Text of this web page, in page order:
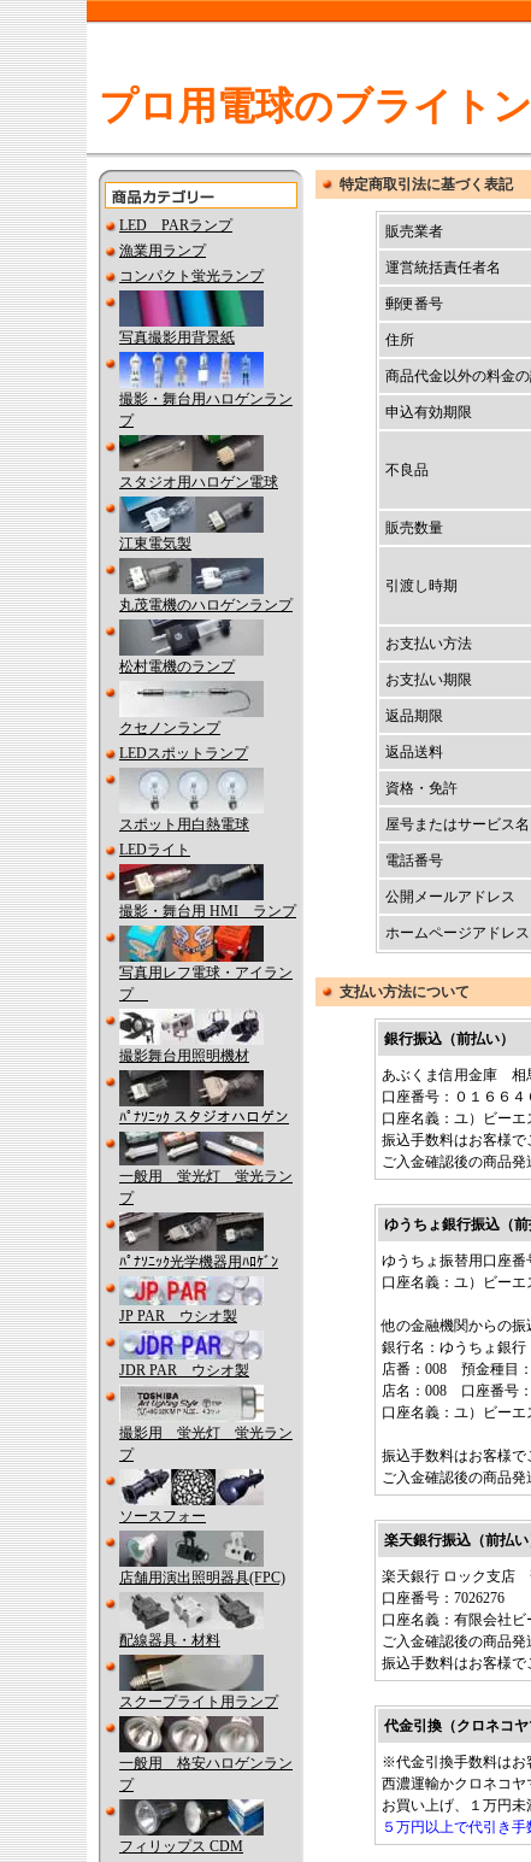
プロ用電球のブライトン
LED PARランプ
漁業用ランプ
コンパクト蛍光ランプ
写真撮影用背景紙
撮影・舞台用ハロゲンラン
プ
スタジオ用ハロゲン電球
江東電気製
丸茂電機のハロゲンランプ
松村電機のランプ
クセノンランプ
LEDスポットランプ
スポット用白熱電球
LEDライト
撮影・舞台用 HMI ランプ
写真用レフ電球・アイラン
プ
撮影舞台用照明機材
ﾊﾟﾅｿﾆｯｸ スタジオハロゲン
一般用 蛍光灯 蛍光ラン
プ
ﾊﾟﾅｿﾆｯｸ光学機器用ﾊﾛｹﾞﾝ
JP PAR ウシオ製
JDR PAR ウシオ製
撮影用 蛍光灯 蛍光ラン
プ
ソースフォー
店舗用演出照明器具(FPC)
配線器具・材料
スクープライト用ランプ
一般用 格安ハロゲンラン
プ
フィリップス CDM
特定商取引法に基づく表記
販売業者
運営統括責任者名
郵便番号
住所
商品代金以外の料金の
申込有効期限
不良品
販売数量
引渡し時期
お支払い方法
お支払い期限
返品期限
返品送料
資格・免許
屋号またはサービス名
電話番号
公開メールアドレス
ホームページアドレス
支払い方法について
銀行振込（前払い）
あぶくま信用金庫
口座番号：０１６６４
口座名義：ユ）ビーエ
振込手数料はお客様で
ご入金確認後の商品発
ゆうちょ銀行振込（前
ゆうちょ振替用口座番
口座名義：ユ）ビーエ
他の金融機関からの振
銀行名：ゆうちょ銀
店番：008 預金種目
店名：008 口座番号
口座名義：ユ）ビーエ
振込手数料はお客様で
ご入金確認後の商品発
楽天銀行振込（前払い
楽天銀行 ロック支店
口座番号：7026276
口座名義：有限会社ビ
ご入金確認後の商品発
振込手数料はお客様で
代金引換（クロネコヤ
※代金引換手数料はお
西濃運輸かクロネコヤ
お買い上げ、１万円
５万円以上で代引き